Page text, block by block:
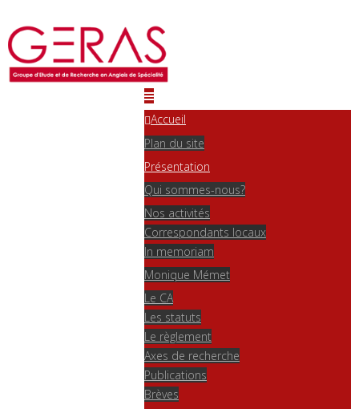
Accueil
Plan du site
Présentation
Qui sommes-nous?
Nos activités
Correspondants locaux
In memoriam
Monique Mémet
Le CA
Les statuts
Le règlement
Axes de recherche
Publications
Brèves